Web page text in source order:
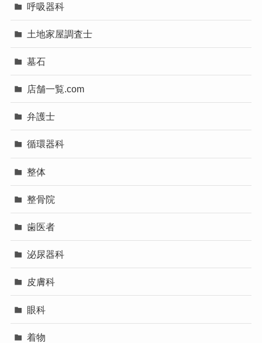
呼吸器科
土地家屋調査士
墓石
店舗一覧.com
弁護士
循環器科
整体
整骨院
歯医者
泌尿器科
皮膚科
眼科
着物